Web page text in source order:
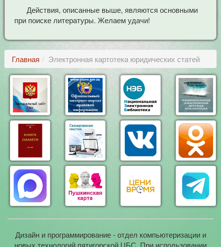
Действия, описанные выше, являются основными
при поиске литературы. Желаем удачи!
Главная Электронная картотека юридических статей
Дизайн и программирование - отдел компьютеризации и